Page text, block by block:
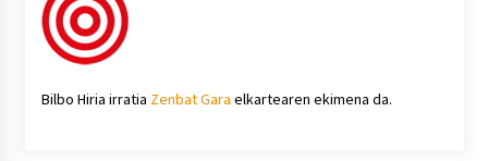
Bilbo Hiria irratia Zenbat Gara elkartearen ekimena da.